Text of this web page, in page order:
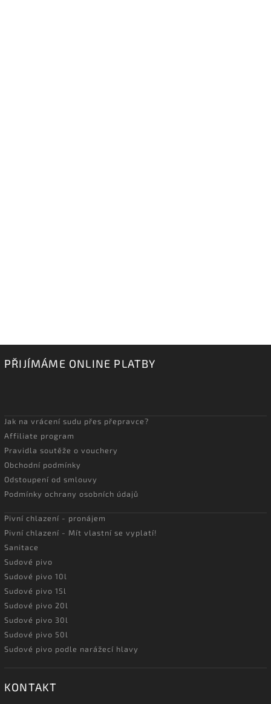
PŘIJÍMÁME ONLINE PLATBY
Jak na vrácení sudu přes přepravce?
Affiliate program
Pravidla soutěže o vouchery
Obchodní podmínky
Odstoupení od smlouvy
Podmínky ochrany osobních údajů
Pivní chlazení - pronájem
Pivní chlazení - Mít vlastní se vyplatí!
Sanitace
Sudové pivo
Sudové pivo 10l
Sudové pivo 15l
Sudové pivo 20l
Sudové pivo 30l
Sudové pivo 50l
Sudové pivo podle narážecí hlavy
KONTAKT